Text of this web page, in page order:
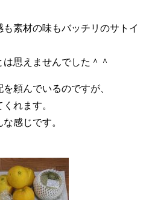
素材の味もバッチリのサトイ
思えませんでした＾＾
頼んでいるのですが、
れます。
感じです。